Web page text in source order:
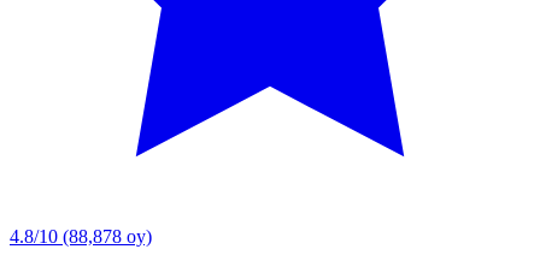
4.8/10 (88,878 oy)